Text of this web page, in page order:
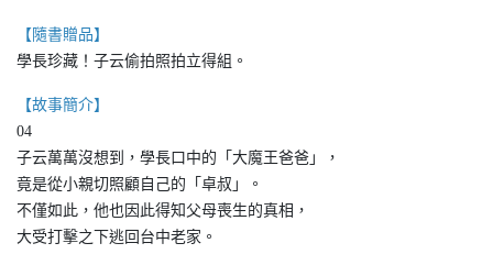
【隨書贈品】
學長珍藏！子云偷拍照拍立得組。
【故事簡介】
04
子云萬萬沒想到，學長口中的「大魔王爸爸」，
竟是從小親切照顧自己的「卓叔」。
不僅如此，他也因此得知父母喪生的真相，
大受打擊之下逃回台中老家。